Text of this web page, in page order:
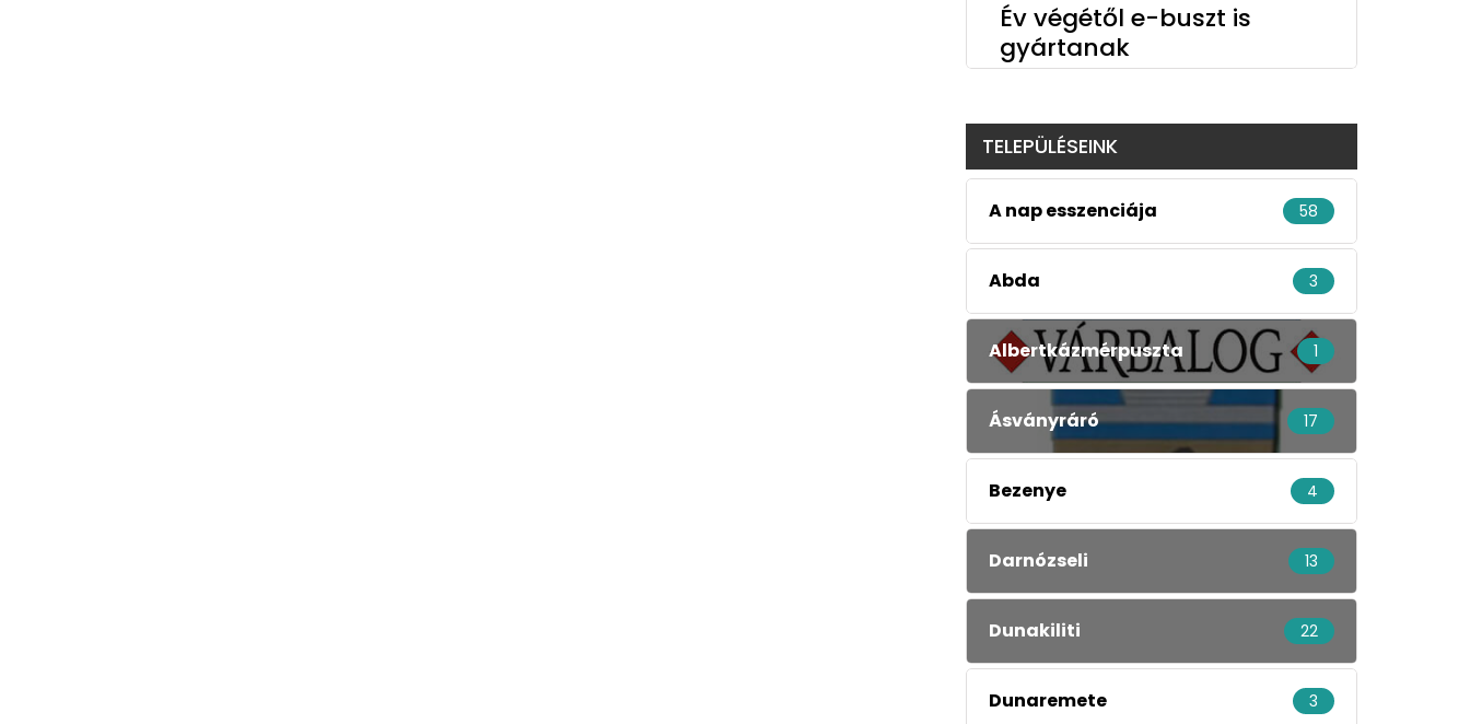
Év végétől e-buszt is
gyártanak
TELEPÜLÉSEINK
A nap esszenciája 58
Abda 3
Albertkázmérpuszta 1
Ásványráró 17
Bezenye 4
Darnózseli 13
Dunakiliti 22
Dunaremete 3